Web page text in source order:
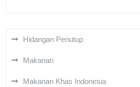
Hidangan Penutup
Makanan
Makanan Khas Indonesia